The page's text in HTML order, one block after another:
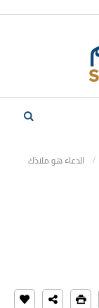
الدعاء هو ملاذك